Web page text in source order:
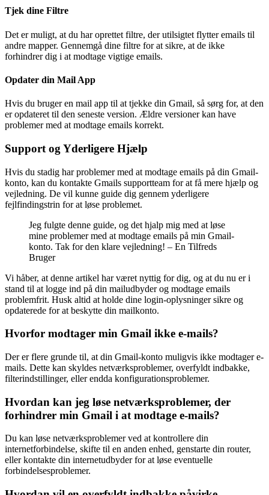
Tjek dine Filtre
Det er muligt, at du har oprettet filtre, der utilsigtet flytter emails til
andre mapper. Gennemgå dine filtre for at sikre, at de ikke
forhindrer dig i at modtage vigtige emails.
Opdater din Mail App
Hvis du bruger en mail app til at tjekke din Gmail, så sørg for, at den
er opdateret til den seneste version. Ældre versioner kan have
problemer med at modtage emails korrekt.
Support og Yderligere Hjælp
Hvis du stadig har problemer med at modtage emails på din Gmail-
konto, kan du kontakte Gmails supportteam for at få mere hjælp og
vejledning. De vil kunne guide dig gennem yderligere
fejlfindingstrin for at løse problemet.
Jeg fulgte denne guide, og det hjalp mig med at løse
mine problemer med at modtage emails på min Gmail-
konto. Tak for den klare vejledning! – En Tilfreds
Bruger
Vi håber, at denne artikel har været nyttig for dig, og at du nu er i
stand til at logge ind på din mailudbyder og modtage emails
problemfrit. Husk altid at holde dine login-oplysninger sikre og
opdaterede for at beskytte din mailkonto.
Hvorfor modtager min Gmail ikke e-mails?
Der er flere grunde til, at din Gmail-konto muligvis ikke modtager e-
mails. Dette kan skyldes netværksproblemer, overfyldt indbakke,
filterindstillinger, eller endda konfigurationsproblemer.
Hvordan kan jeg løse netværksproblemer, der
forhindrer min Gmail i at modtage e-mails?
Du kan løse netværksproblemer ved at kontrollere din
internetforbindelse, skifte til en anden enhed, genstarte din router,
eller kontakte din internetudbyder for at løse eventuelle
forbindelsesproblemer.